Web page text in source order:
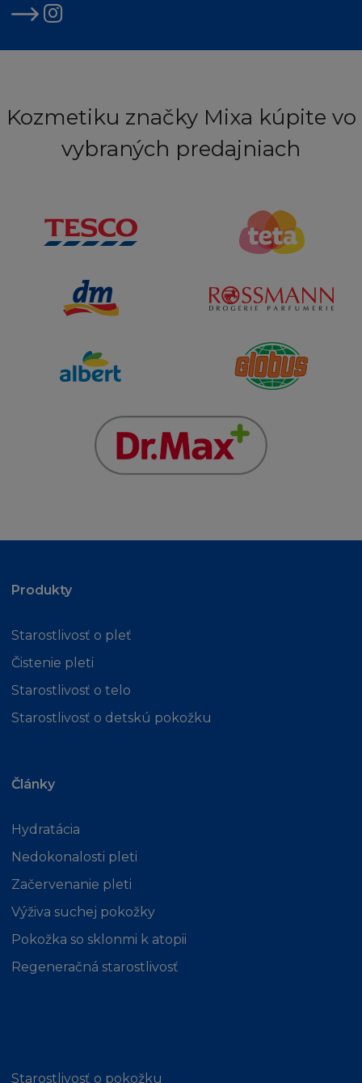
Kozmetiku značky Mixa kúpite vo
vybraných predajniach
Produkty
Starostlivosť o pleť
Čistenie pleti
Starostlivosť o telo
Starostlivosť o detskú pokožku
Články
Hydratácia
Nedokonalosti pleti
Začervenanie pleti
Výživa suchej pokožky
Pokožka so sklonmi k atopii
Regeneračná starostlivosť
Starostlivosť o pokožku